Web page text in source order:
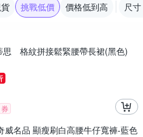
挑戰低價 價格低到高 尺寸
思 格紋拼接鬆緊腰帶長裙(黑色)
券
威名品 顯瘦刷白高腰牛仔寬褲-藍色